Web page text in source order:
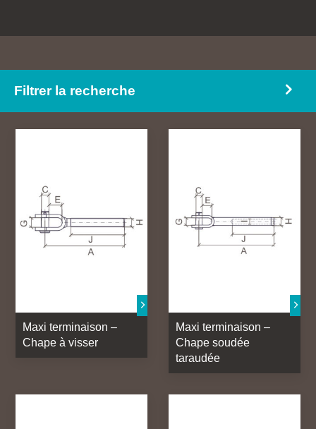
Filtrer la recherche
Maxi terminaison –
Chape à visser
Maxi terminaison –
Chape soudée
taraudée